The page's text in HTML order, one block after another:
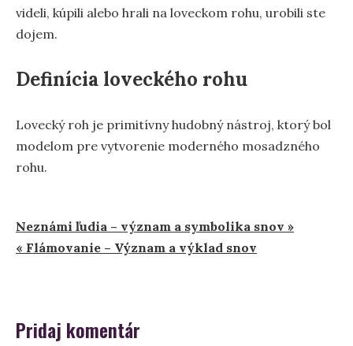
videli, kúpili alebo hrali na loveckom rohu, urobili ste
dojem.
Definícia loveckého rohu
Lovecký roh je primitívny hudobný nástroj, ktorý bol
modelom pre vytvorenie moderného mosadzného
rohu.
Navigácia
v
Neznámi ľudia – význam a symbolika snov »
« Flámovanie – Význam a výklad snov
Pridaj komentár